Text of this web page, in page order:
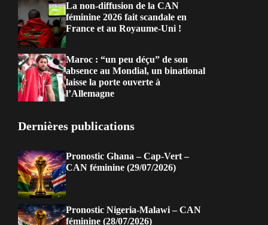
La non-diffusion de la CAN
féminine 2026 fait scandale en
France et au Royaume-Uni !
Maroc : “un peu déçu” de son
absence au Mondial, un binational
laisse la porte ouverte à
l’Allemagne
Dernières publications
Pronostic Ghana – Cap-Vert –
CAN féminine (29/07/2026)
Pronostic Nigeria-Malawi – CAN
féminine (28/07/2026)